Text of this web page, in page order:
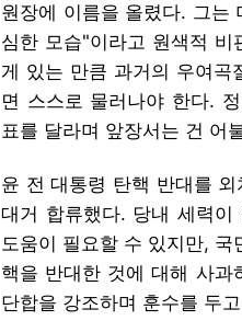
원장에 이름을 올렸다. 그는
심한 모습"이라고 원색적
게 있는 만큼 과거의 우여곡
면 스스로 물러나야 한다.
표를 달라며 앞장서는 건 어
윤 전 대통령 탄핵 반대를
대거 합류했다. 당내 세력
도움이 필요할 수 있지만,
핵을 반대한 것에 대해 사과
단합을 강조하며 훈수를 두